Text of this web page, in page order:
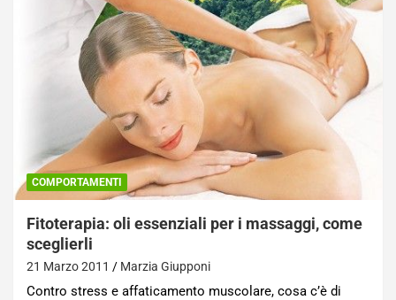
COMPORTAMENTI
Fitoterapia: oli essenziali per i massaggi, come
sceglierli
21 Marzo 2011 Marzia Giupponi
Contro stress e affaticamento muscolare, cosa c’è di